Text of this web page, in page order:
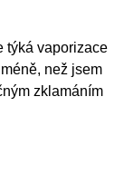
týká vaporizace
než jsem
zklamáním